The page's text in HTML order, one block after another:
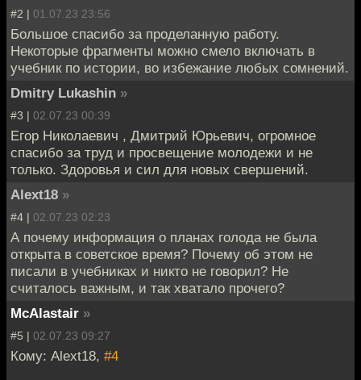
#2 | 01.07.23 23:56
Большое спасибо за проделанную работу.
Некоторые фрагменты можно смело включать в
учебник по истории, во избежание любых сомнений.
Dmitry Lukashin »
#3 | 02.07.23 00:39
Егор Николаевич , Дмитрий Юрьевич, огромное
спасибо за труд и просвещение молодежи и не
только. Здоровья и сил для новых свершений.
Alext18 »
#4 | 02.07.23 02:23
А почему информация о планах голода не была
открыта в советское время? Почему об этом не
писали в учебниках и никто не говорил? Не
считалось важным, и так хватало прочего?
McAlastair »
#5 | 02.07.23 09:27
Кому: Alext18, #4